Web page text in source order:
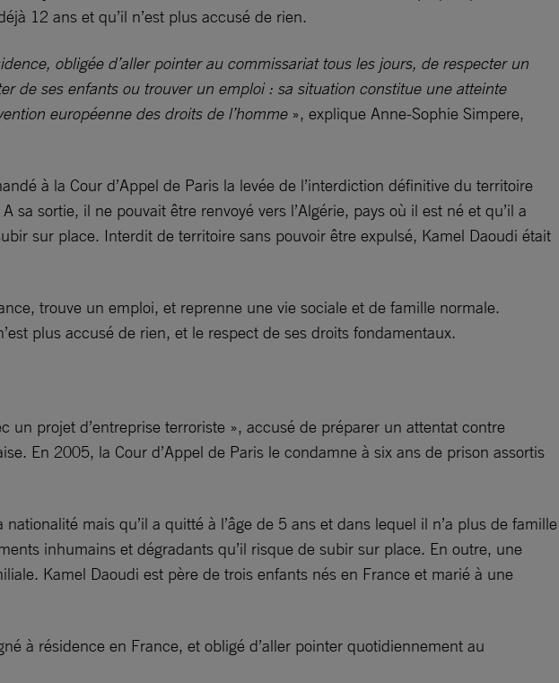
12 ans et qu’il n’est plus accusé de rien.
obligée d’aller pointer au commissariat tous les jours, de respecter un
de ses enfants ou trouver un emploi : sa situation constitue une atteinte
européenne des droits de l’homme », explique Anne-Sophie Simpere,
à la Cour d’Appel de Paris la levée de l’interdiction définitive du territoire
sortie, il ne pouvait être renvoyé vers l’Algérie, pays où il est né et qu’il a
sur place. Interdit de territoire sans pouvoir être expulsé, Kamel Daoudi était
trouve un emploi, et reprenne une vie sociale et de famille normale.
plus accusé de rien, et le respect de ses droits fondamentaux.
projet d’entreprise terroriste », accusé de préparer un attentat contre
En 2005, la Cour d’Appel de Paris le condamne à six ans de prison assortis
mais qu’il a quitté à l’âge de 5 ans et dans lequel il n’a plus de famille
inhumains et dégradants qu’il risque de subir sur place. En outre, une
Kamel Daoudi est père de trois enfants nés en France et marié à une
à résidence en France, et obligé d’aller pointer quotidiennement au